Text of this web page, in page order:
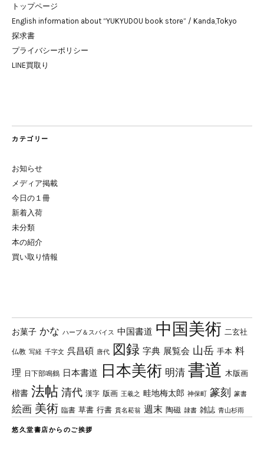
トップページ
English information about “YUKYUDOU book store” / Kanda,Tokyo
探求書
プライバシーポリシー
LINE買取り
カテゴリー
お知らせ
メディア掲載
今日の１冊
新着入荷
未分類
本の紹介
買い取り情報
お菓子 かな ハーブ＆スパイス 中国書道 中国美術 二玄社
仏教 写経 千字文 呉昌碩 唐代 図録 字典 展覧会 山岳 手本 料
理 日下部鳴鶴 日本書道 日本美術 明清 書道 木版画
楷書 法帖 清代 漢字 版画 王羲之 畦地梅太郎 神保町 篆刻 篆書
絵画 美術 臨書 草書 行書 貫名菘翁 週末 陶磁 隷書 雑誌 青山杉雨
悠久堂書店からのご挨拶